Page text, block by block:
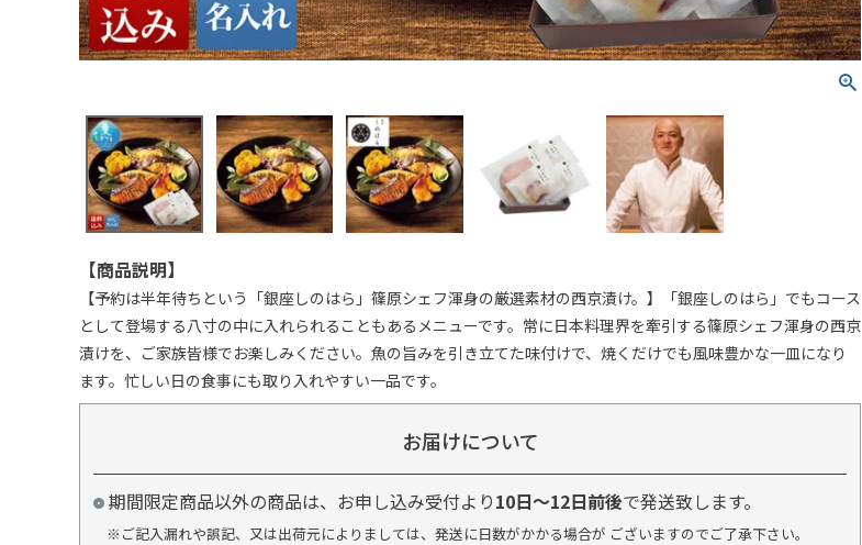
【商品説明】
【予約は半年待ちという「銀座しのはら」篠原シェフ渾身の厳選素材の西京漬け。】「銀座しのはら」でもコース
として登場する八寸の中に入れられることもあるメニューです。常に日本料理界を牽引する篠原シェフ渾身の西京
漬けを、ご家族皆様でお楽しみください。魚の旨みを引き立てた味付けで、焼くだけでも風味豊かな一皿になり
ます。忙しい日の食事にも取り入れやすい一品です。
お届けについて
期間限定商品以外の商品は、お申し込み受付より10日～12日前後で発送致します。
※ご記入漏れや誤記、又は出荷元によりましては、発送に日数がかかる場合が ございますのでご了承下さい。